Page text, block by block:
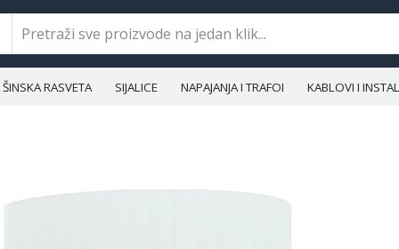
RASVETA SIJALICE NAPAJANJA I TRAFOI KABLOVI I